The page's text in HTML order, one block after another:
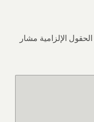
الحقول الإلزامية مشار